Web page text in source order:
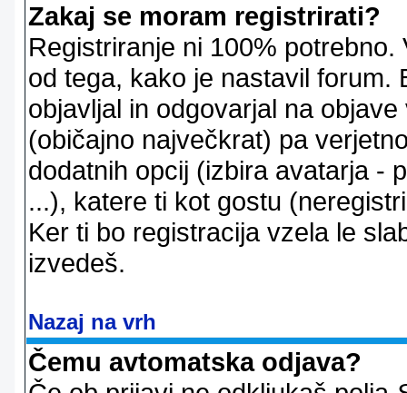
Zakaj se moram registrirati?
Registriranje ni 100%
od tega, kako je nastavil forum.
objavljal in odgovarjal na
(običajno največkrat) pa
dodatnih opcij (izbira avatarja -
...), katere ti kot gostu
Ker ti bo registracija vzela le
izvedeš.
Nazaj na vrh
Čemu avtomatska odjava?